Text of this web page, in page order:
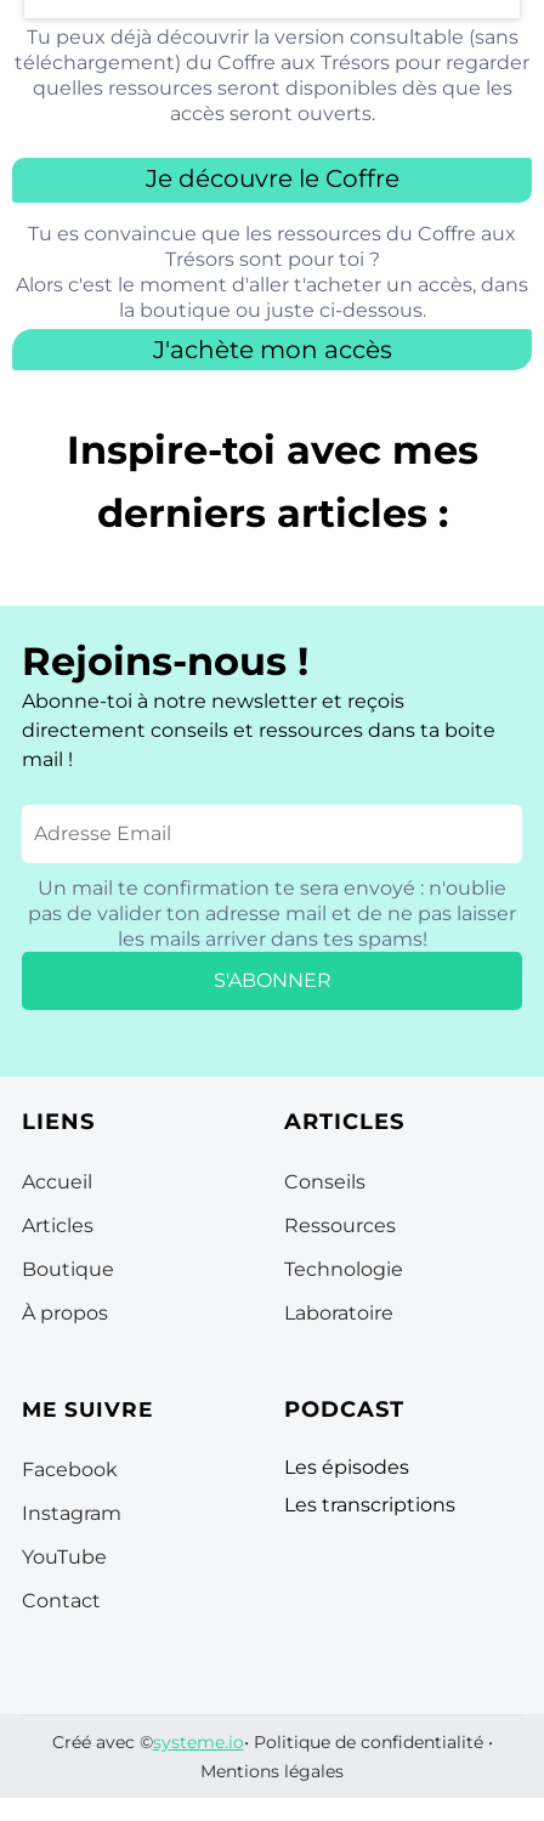
Tu peux déjà découvrir la version consultable (sans
téléchargement) du Coffre aux Trésors pour regarder
quelles ressources seront disponibles dès que les
accès seront ouverts.
Je découvre le Coffre
Tu es convaincue que les ressources du Coffre aux
Trésors sont pour toi ?
Alors c'est le moment d'aller t'acheter un accès, dans
la boutique ou juste ci-dessous.
J'achète mon accès
Inspire-toi avec mes
derniers articles :
Rejoins-nous !
Abonne-toi à notre newsletter et reçois
directement conseils et ressources dans ta boite
mail !
Un mail te confirmation te sera envoyé : n'oublie
pas de valider ton adresse mail et de ne pas laisser
les mails arriver dans tes spams!
S'ABONNER
LIENS
Accueil
Articles
Boutique
À propos
ARTICLES
Conseils
Ressources
Technologie
Laboratoire
ME SUIVRE
Facebook
Instagram
YouTube
Contact
PODCAST
Les épisodes
Les transcriptions
Créé avec ©systeme.io• Politique de confidentialité•
Mentions légales